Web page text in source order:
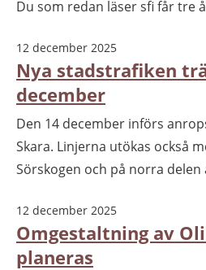
Du som redan läser sfi får tre
12 december 2025
Nya stadstrafiken
december
Den 14 december införs
Skara. Linjerna utökas också
Sörskogen och på norra delen
12 december 2025
Omgestaltning av
planeras